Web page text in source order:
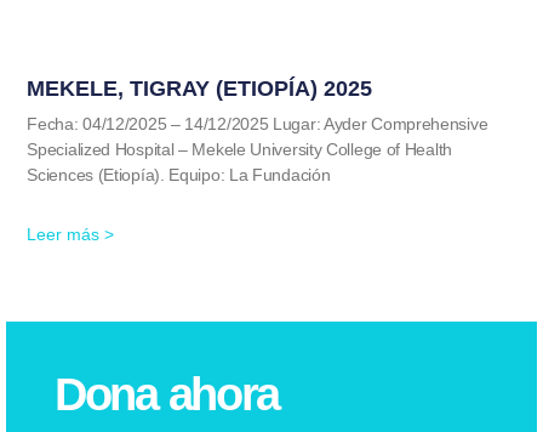
MEKELE, TIGRAY (ETIOPÍA) 2025
Fecha: 04/12/2025 – 14/12/2025 Lugar: Ayder Comprehensive
Specialized Hospital – Mekele University College of Health
Sciences (Etiopía). Equipo: La Fundación
Leer más >
Dona ahora